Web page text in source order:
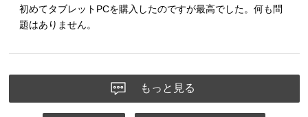
初めてタブレットPCを購入したのですが最高でした。何も問
題はありません。
もっと見る